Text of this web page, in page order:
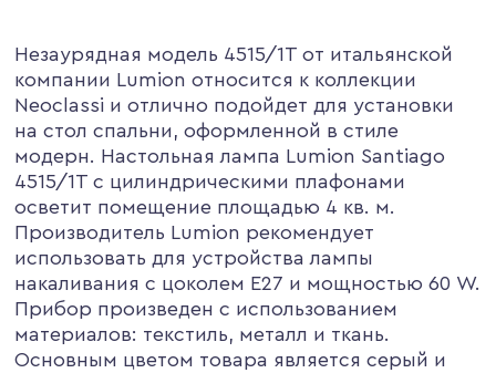
Незаурядная модель 4515/1T от итальянской
компании Lumion относится к коллекции
Neoclassi и отлично подойдет для установки
на стол спальни, оформленной в стиле
модерн. Настольная лампа Lumion Santiago
4515/1T с цилиндрическими плафонами
осветит помещение площадью 4 кв. м.
Производитель Lumion рекомендует
использовать для устройства лампы
накаливания с цоколем E27 и мощностью 60 W.
Прибор произведен с использованием
материалов: текстиль, металл и ткань.
Основным цветом товара является серый и